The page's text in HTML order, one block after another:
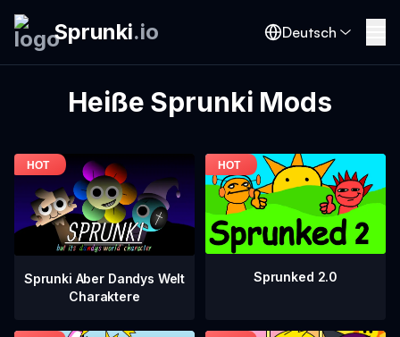
Sprunki.io Deutsch
Heiße Sprunki Mods
Sprunki Aber Dandys Welt
Charaktere
Sprunked 2.0